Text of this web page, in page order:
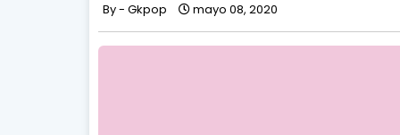
Gkpop mayo 08, 2020